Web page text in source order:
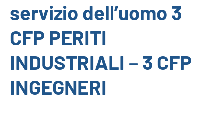
servizio dell’uomo 3
CFP PERITI
INDUSTRIALI – 3 CFP
INGEGNERI